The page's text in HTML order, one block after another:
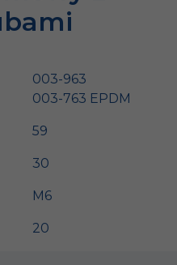
003-963
003-763 EPDM
59
30
M6
20